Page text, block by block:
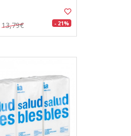
13,79€ - 21%